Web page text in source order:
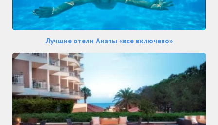
Лучшие отели Анапы «все включено»